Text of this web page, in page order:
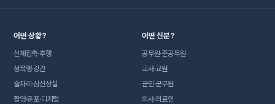
어떤 상황?
신체접촉·추행
성폭행·강간
술자리·심신상실
촬영·유포·디지털
어떤 신분?
공무원·준공무원
교사·교원
군인·군무원
의사·의료인